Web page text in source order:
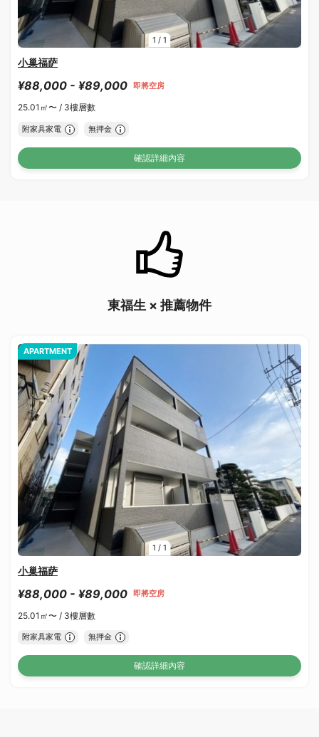
1 / 1
小巢福萨
¥88,000 - ¥89,000 即將空房
25.01㎡〜 / 3樓層數
附家具家電 無押金
確認詳細內容
東福生 × 推薦物件
1 / 1
APARTMENT
小巢福萨
¥88,000 - ¥89,000 即將空房
25.01㎡〜 / 3樓層數
附家具家電 無押金
確認詳細內容